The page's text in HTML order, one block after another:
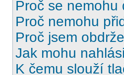
Proč se nemohu
Proč nemohu
Proč jsem
Jak mohu
K čemu slouží